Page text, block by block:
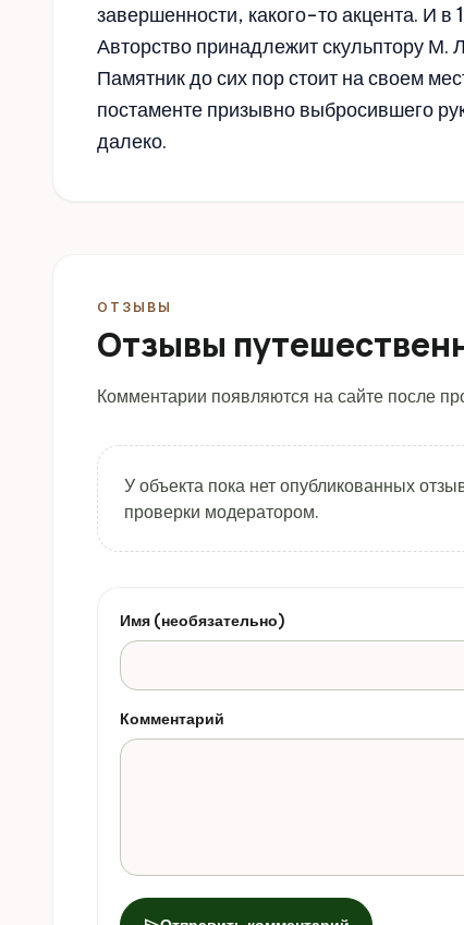
завершенности, какого-то акцента. И в
Авторство принадлежит скульптору М.
Памятник до сих пор стоит на своем
постаменте призывно выбросившего
далеко.
ОТЗЫВЫ
Отзывы
Комментарии появляются на сайте после
У объекта пока нет опубликованных
проверки модератором.
Имя (необязательно)
Комментарий